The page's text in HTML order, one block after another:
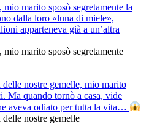
marito sposò segretamente la
dalla loro «luna di miele»,
apparteneva già a un’altra
marito sposò segretamente
nostre gemelle, mio marito
Ma quando tornò a casa, vide
aveva odiato per tutta la vita…
nostre gemelle